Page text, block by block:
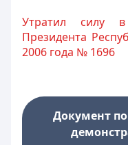
Утратил силу
Президента
2006 года № 1696
Документ